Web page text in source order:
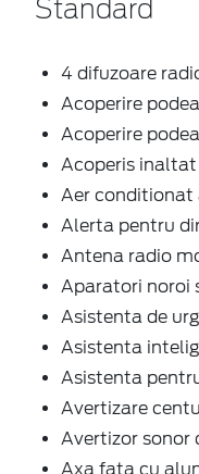
Standard
4 difuzoare
Acoperire
Acoperire
Acoperis
Aer
Alerta pentru
Antena radio
Aparatori noroi
Asistenta de
Asistenta
Asistenta
Avertizare
Avertizor sonor
Axa fata cu